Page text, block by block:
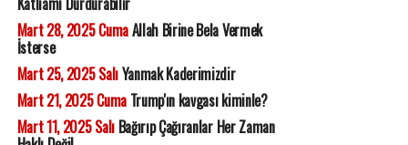
Mart 28, 2025 CumaAllah Birine Bela Vermek
İsterse
Mart 25, 2025 SalıYanmak Kaderimizdir
Mart 21, 2025 CumaTrump'ın kavgası kiminle?
Mart 11, 2025 SalıBağırıp Çağıranlar Her Zaman